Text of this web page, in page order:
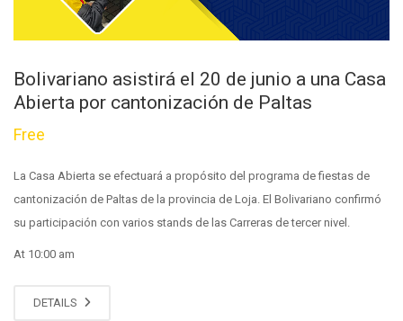
Bolivariano asistirá el 20 de junio a una Casa
Abierta por cantonización de Paltas
Free
La Casa Abierta se efectuará a propósito del programa de fiestas de
cantonización de Paltas de la provincia de Loja. El Bolivariano confirmó
su participación con varios stands de las Carreras de tercer nivel.
At 10:00 am
DETAILS